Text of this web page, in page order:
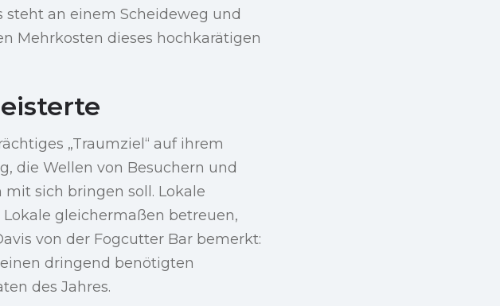
steht an einem Scheideweg und
Mehrkosten dieses hochkarätigen
„Traumziel“ auf ihrem
die Wellen von Besuchern und
sich bringen soll. Lokale
gleichermaßen betreuen,
von der Fogcutter Bar bemerkt:
dringend benötigten
des Jahres.